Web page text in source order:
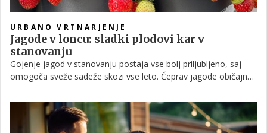
URBANO VRTNARJENJE
Jagode v loncu: sladki plodovi kar v
stanovanju
Gojenje jagod v stanovanju postaja vse bolj priljubljeno, saj
omogoča sveže sadeže skozi vse leto. Čeprav jagode običajno
tudi v notranjih prostorih. Pravilna izbira sort, svetlobe in nege
je ključ do bogate letine, kot poudarjajo številni vrtnarski
strokovnjaki.